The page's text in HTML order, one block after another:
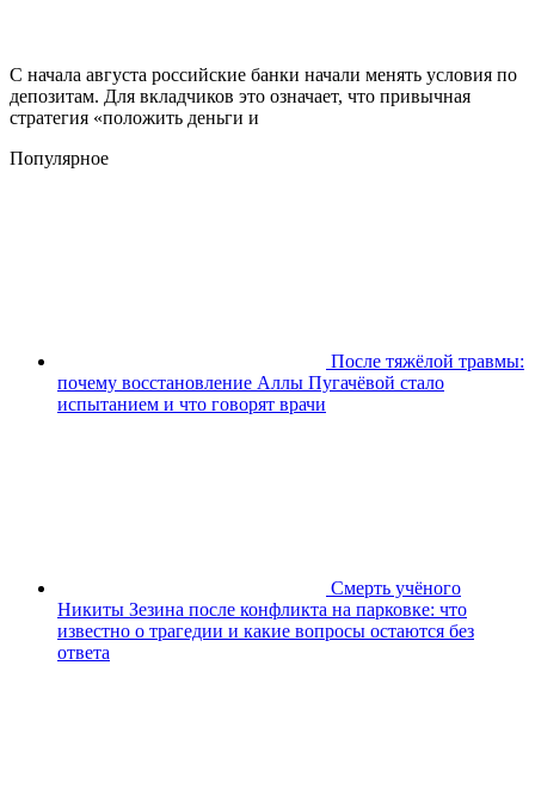
С начала августа российские банки начали менять условия по
депозитам. Для вкладчиков это означает, что привычная
стратегия «положить деньги и
Популярное
После тяжёлой травмы:
почему восстановление Аллы Пугачёвой стало
испытанием и что говорят врачи
Смерть учёного
Никиты Зезина после конфликта на парковке: что
известно о трагедии и какие вопросы остаются без
ответа